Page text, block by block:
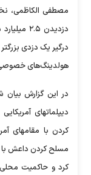
مصطفی الکاظمی،
دزدیدن
درگیر یک دزدی
هولدینگ‌های خصوصی
در این گزارش بیان
دیپلماتهای
کردن با مقامهای
مسلح کردن داعش با
کرد و حاکمیت